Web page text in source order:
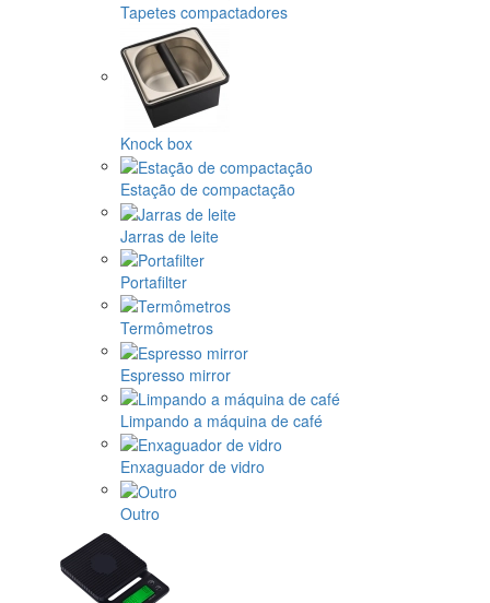
Tapetes compactadores
Knock box
Estação de compactação
Jarras de leite
Portafilter
Termômetros
Espresso mirror
Limpando a máquina de café
Enxaguador de vidro
Outro